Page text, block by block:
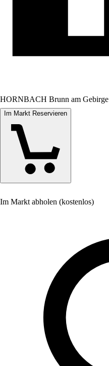
HORNBACH Brunn am Gebirge
Im Markt Reservieren
Im Markt abholen (kostenlos)